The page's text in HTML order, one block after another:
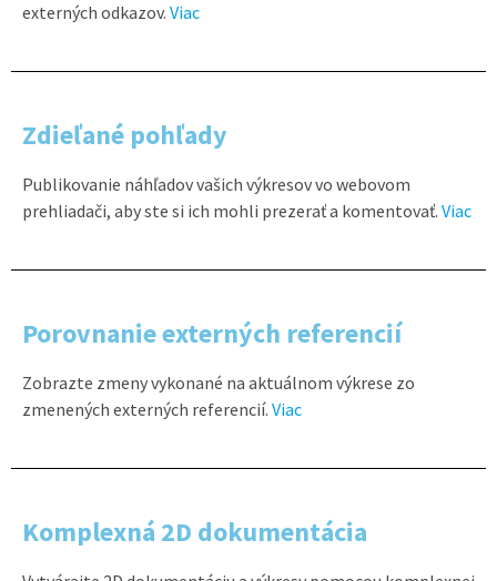
externých odkazov. Viac
Zdieľané pohľady
Publikovanie náhľadov vašich výkresov vo webovom
prehliadači, aby ste si ich mohli prezerať a komentovať. Viac
Porovnanie externých referencií
Zobrazte zmeny vykonané na aktuálnom výkrese zo
zmenených externých referencií. Viac
Komplexná 2D dokumentácia